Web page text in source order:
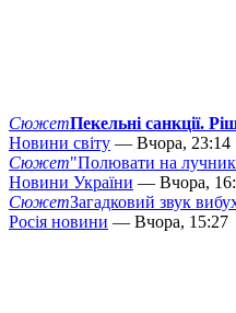
СюжетПекельні санкції.
Новини світу — Вчора, 23:14
Сюжет"Полювати на
Новини України — Вчора,
СюжетЗагадковий звук
Росія новини — Вчора, 15:27